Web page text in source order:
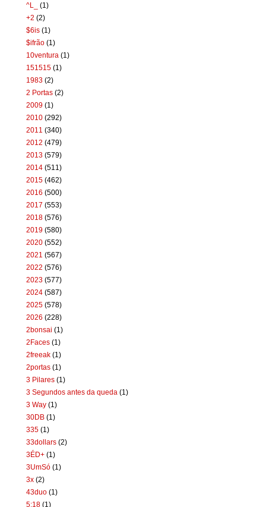
^L_
(1)
+2 (2)
$6is (1)
$ifrão (1)
10ventura (1)
151515 (1)
1983 (2)
2 Portas (2)
2009 (1)
2010 (292)
2011 (340)
2012 (479)
2013 (579)
2014 (511)
2015 (462)
2016 (500)
2017 (553)
2018 (576)
2019 (580)
2020 (552)
2021 (567)
2022 (576)
2023 (577)
2024 (587)
2025 (578)
2026 (228)
2bonsai (1)
2Faces (1)
2freeak (1)
2portas (1)
3 Pilares (1)
3 Segundos antes da queda (1)
3 Way (1)
30DB (1)
335 (1)
33dollars (2)
3ÉD+ (1)
3UmSó (1)
3x (2)
43duo (1)
5:18 (1)